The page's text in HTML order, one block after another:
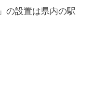
の設置は県内の駅